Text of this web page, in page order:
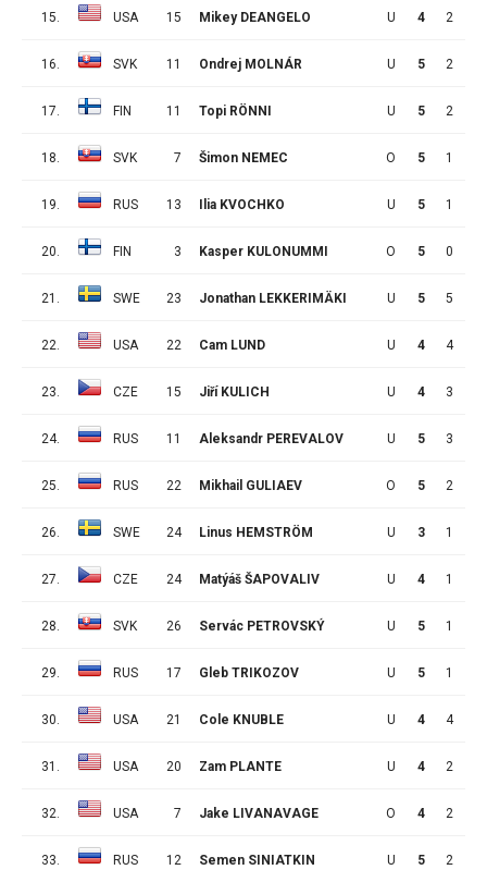
15. USA 15 Mikey DEANGELO U 4 2
16. SVK 11 Ondrej MOLNÁR U 5 2
17. FIN 11 Topi RÖNNI U 5 2
18. SVK 7 Šimon NEMEC O 5 1
19. RUS 13 Ilia KVOCHKO U 5 1
20. FIN 3 Kasper KULONUMMI O 5 0
21. SWE 23 Jonathan LEKKERIMÄKI U 5 5
22. USA 22 Cam LUND U 4 4
23. CZE 15 Jiří KULICH U 4 3
24. RUS 11 Aleksandr PEREVALOV U 5 3
25. RUS 22 Mikhail GULIAEV O 5 2
26. SWE 24 Linus HEMSTRÖM U 3 1
27. CZE 24 Matýáš ŠAPOVALIV U 4 1
28. SVK 26 Servác PETROVSKÝ U 5 1
29. RUS 17 Gleb TRIKOZOV U 5 1
30. USA 21 Cole KNUBLE U 4 4
31. USA 20 Zam PLANTE U 4 2
32. USA 7 Jake LIVANAVAGE O 4 2
33. RUS 12 Semen SINIATKIN U 5 2